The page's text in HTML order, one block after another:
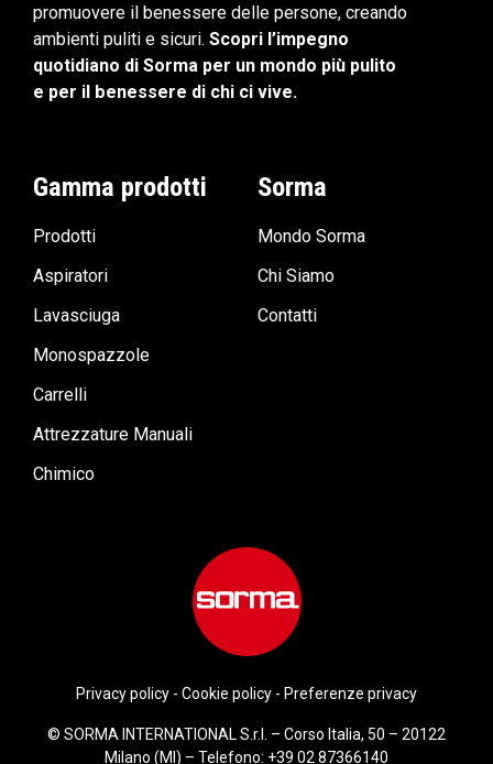
promuovere il benessere delle persone, creando
ambienti puliti e sicuri. Scopri l’impegno
quotidiano di Sorma per un mondo più pulito
e per il benessere di chi ci vive.
Gamma prodotti
Prodotti
Aspiratori
Lavasciuga
Monospazzole
Carrelli
Attrezzature Manuali
Chimico
Sorma
Mondo Sorma
Chi Siamo
Contatti
Privacy policy - Cookie policy - Preferenze privacy
© SORMA INTERNATIONAL S.r.l. – Corso Italia, 50 – 20122
Milano (MI) – Telefono: +39 02 87366140